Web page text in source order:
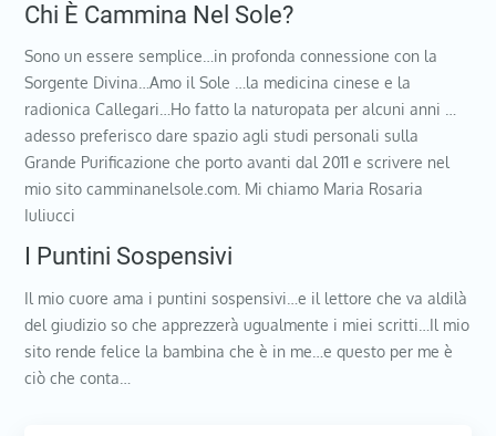
Chi È Cammina Nel Sole?
Sono un essere semplice…in profonda connessione con la
Sorgente Divina…Amo il Sole …la medicina cinese e la
radionica Callegari…Ho fatto la naturopata per alcuni anni …
adesso preferisco dare spazio agli studi personali sulla
Grande Purificazione che porto avanti dal 2011 e scrivere nel
mio sito camminanelsole.com. Mi chiamo Maria Rosaria
Iuliucci
I Puntini Sospensivi
Il mio cuore ama i puntini sospensivi…e il lettore che va aldilà
del giudizio so che apprezzerà ugualmente i miei scritti…Il mio
sito rende felice la bambina che è in me…e questo per me è
ciò che conta…